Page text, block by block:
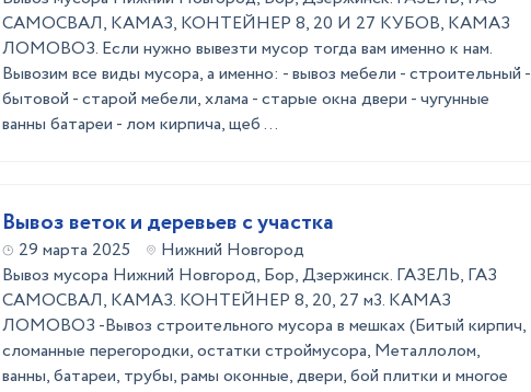
САМОСВАЛ, КАМАЗ, КОНТЕЙНЕР 8, 20 И 27 КУБОВ, КАМАЗ
ЛОМОВОЗ. Если нужно вывезти мусор тогда вам именно к нам.
Вывозим все виды мусора, а именно: - вывоз мебели - строительный -
бытовой - старой мебели, хлама - старые окна двери - чугунные
ванны батареи - лом кирпича, щеб ...
Вывоз веток и деревьев с участка
29 марта 2025
Нижний Новгород
Вывоз мусора Нижний Новгород, Бор, Дзержинск. ГАЗЕЛЬ, ГАЗ
САМОСВАЛ, КАМАЗ. КОНТЕЙНЕР 8, 20, 27 м3. КАМАЗ
ЛОМОВОЗ -Вывоз строительного мусора в мешках (Битый кирпич,
сломанные перегородки, остатки строймусора, Металлолом,
ванны, батареи, трубы, рамы оконные, двери, бой плитки и многое